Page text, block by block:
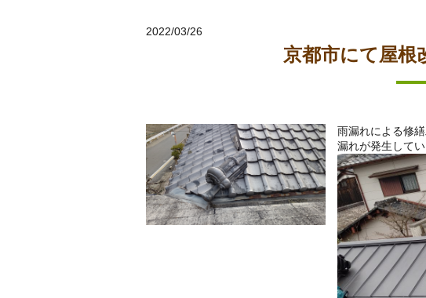
2022/03/26
京都市にて屋根
雨漏れによる修
漏れが発生して